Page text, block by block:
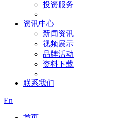
投资服务
资讯中心
新闻资讯
视频展示
品牌活动
资料下载
联系我们
En